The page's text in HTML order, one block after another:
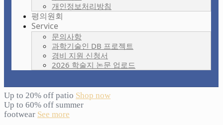
개인정보처리방침
평의원회
Service
문의사항
과학기술인 DB 프로젝트
경비 지원 신청서
2026 학술지 논문 업로드
Up to 20% off patio Shop now
Up to 60% off summer
footwear See more